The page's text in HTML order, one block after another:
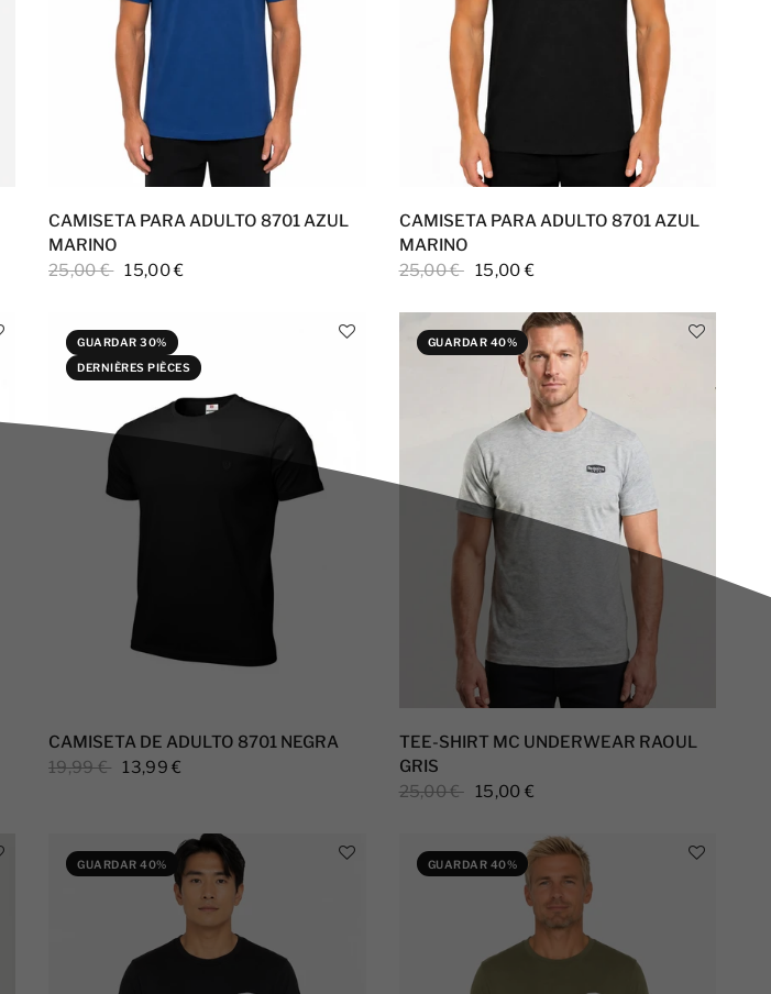
CAMISETA PARA ADULTO 8701 AZUL
MARINO
25,00 € 15,00 €
CAMISETA PARA ADULTO 8701 AZUL
MARINO
25,00 € 15,00 €
GUARDAR 30%
DERNIÈRES PIÈCES
CAMISETA DE ADULTO 8701 NEGRA
19,99 €
13,99 €
GUARDAR 40%
TEE-SHIRT MC UNDERWEAR RAOUL
GRIS
25,00 €
15,00 €
GUARDAR 40% GUARDAR 40%